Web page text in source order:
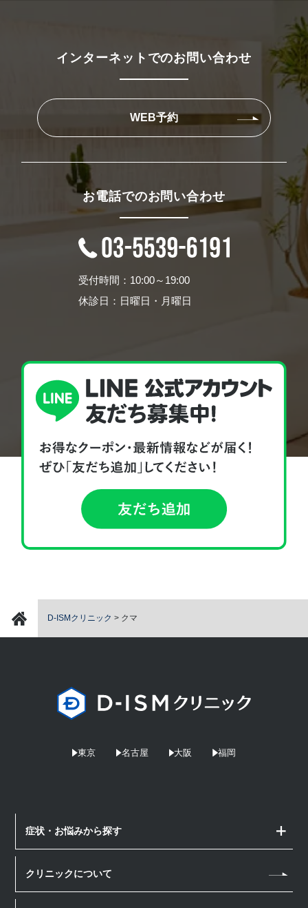
インターネットでのお問い合わせ
WEB予約
お電話でのお問い合わせ
受付時間：10:00～19:00
休診日：日曜日・月曜日
D-ISMクリニック > クマ
症状・お悩みから探す
しみ・そばかす
体のお悩み
クリニックについて
東京 名古屋 大阪 福岡